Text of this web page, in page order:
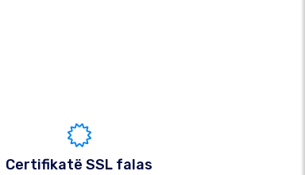
Certifikatë SSL falas